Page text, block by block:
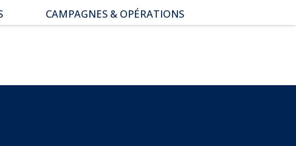
CAMPAGNES & OPÉRATIONS